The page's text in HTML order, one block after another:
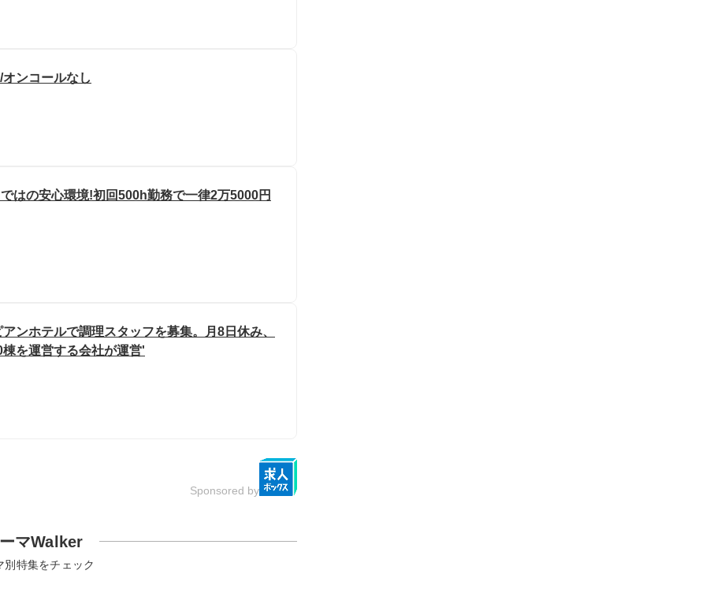
ンコールなし
はの安心環境!初回500h勤務で一律2万5000円
ンホテルで調理スタッフを募集。月8日休み、
を運営する会社が運営'
Sponsored by
マWalker
別特集をチェック